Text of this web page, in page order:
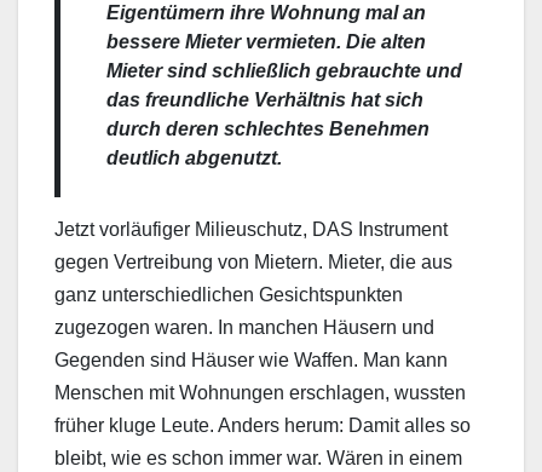
Eigentümern ihre Wohnung mal an
bessere Mieter vermieten. Die alten
Mieter sind schließlich gebrauchte und
das freundliche Verhältnis hat sich
durch deren schlechtes Benehmen
deutlich abgenutzt.
Jetzt vorläufiger Milieuschutz, DAS Instrument
gegen Vertreibung von Mietern. Mieter, die aus
ganz unterschiedlichen Gesichtspunkten
zugezogen waren. In manchen Häusern und
Gegenden sind Häuser wie Waffen. Man kann
Menschen mit Wohnungen erschlagen, wussten
früher kluge Leute. Anders herum: Damit alles so
bleibt, wie es schon immer war. Wären in einem